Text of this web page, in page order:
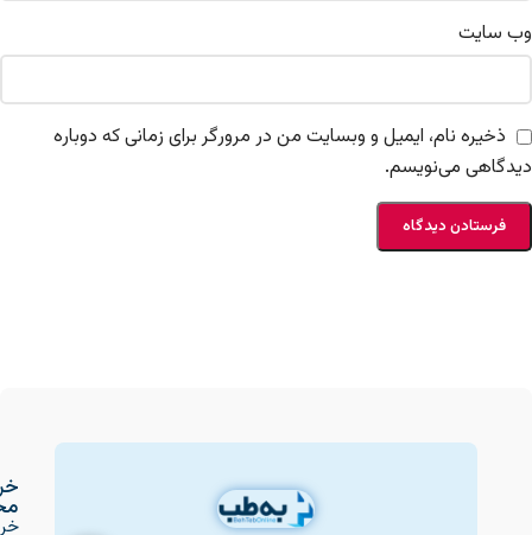
وب‌ سایت
ذخیره نام، ایمیل و وبسایت من در مرورگر برای زمانی که دوباره
دیدگاهی می‌نویسم.